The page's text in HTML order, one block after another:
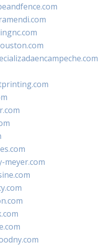
meyer.com